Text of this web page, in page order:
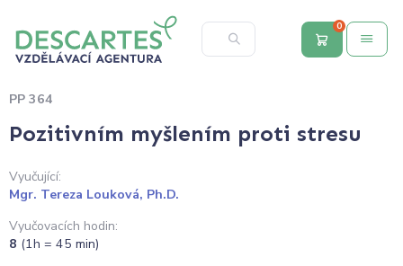
0
PP 364
Pozitivním myšlením proti stresu
Vyučující:
Mgr. Tereza Louková, Ph.D.
Vyučovacích hodin:
8 (1h = 45 min)